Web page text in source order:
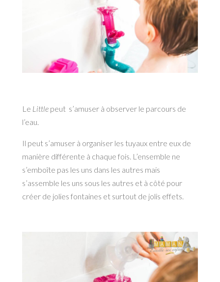
Le Littlepeut s’amuser à observer le parcours de
l’eau.
Il peut s’amuser à organiser les tuyaux entre eux de
manière différente à chaque fois. L’ensemble ne
s’emboîte pas les uns dans les autres mais
s’assemble les uns sous les autres et à côté pour
créer de jolies fontaines et surtout de jolis effets.